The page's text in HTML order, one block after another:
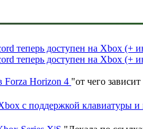
теперь доступен на Xbox (+
теперь доступен на Xbox (+
Forza Horizon 4 "от чего
c поддержкой клавиатуры